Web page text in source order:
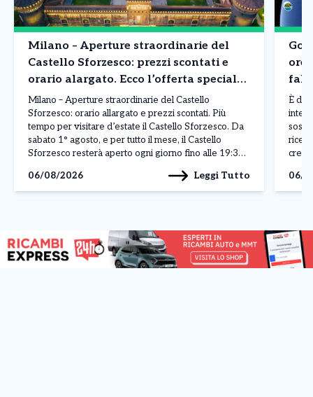
Milano – Aperture straordinarie del
Castello Sforzesco: prezzi scontati e
orario alargato. Ecco l’offerta speciale
di Agosto
Milano – Aperture straordinarie del Castello
Sforzesco: orario allargato e prezzi scontati. Più
tempo per visitare d’estate il Castello Sforzesco. Da
sabato 1° agosto, e per tutto il mese, il Castello
Sforzesco resterà aperto ogni giorno fino alle 19:30,
orario di apertura. Milano aderisce così alle aperture
[…]
06/08/2026 Leggi Tutto
ore
È
La
06/